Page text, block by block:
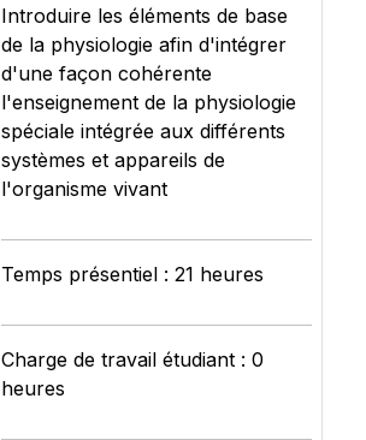
Introduire les éléments de base
de la physiologie afin d'intégrer
d'une façon cohérente
l'enseignement de la physiologie
spéciale intégrée aux différents
systèmes et appareils de
l'organisme vivant
Temps présentiel : 21 heures
Charge de travail étudiant : 0
heures